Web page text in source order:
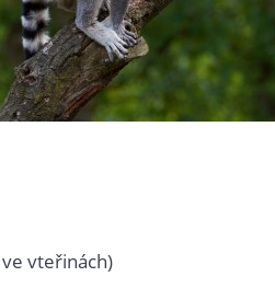
ve vteřinách)